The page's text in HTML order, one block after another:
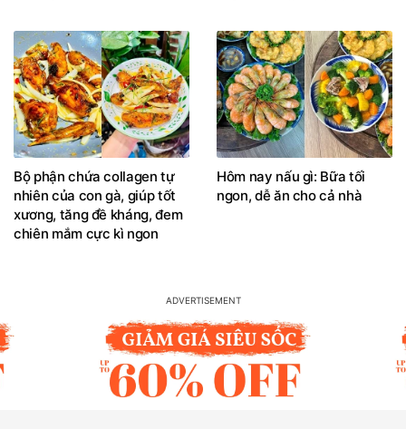
Bộ phận chứa collagen tự
nhiên của con gà, giúp tốt
xương, tăng đề kháng, đem
chiên mắm cực kì ngon
Hôm nay nấu gì: Bữa tối
ngon, dễ ăn cho cả nhà